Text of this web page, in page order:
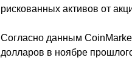
рискованных активов от
Согласно данным
долларов в ноябре